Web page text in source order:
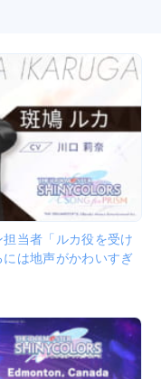
担当者「ルカ役を受け
は地声がかわいすぎ